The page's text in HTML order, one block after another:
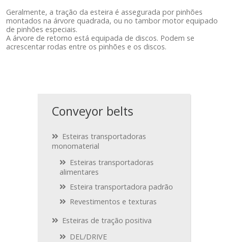
Geralmente, a tração da esteira é assegurada por pinhões
montados na árvore quadrada, ou no tambor motor equipado
de pinhões especiais.
A árvore de retorno está equipada de discos. Podem se
acrescentar rodas entre os pinhões e os discos.
Conveyor belts
Esteiras transportadoras
monomaterial
Esteiras transportadoras
alimentares
Esteira transportadora padrão
Revestimentos e texturas
Esteiras de tração positiva
DEL/DRIVE